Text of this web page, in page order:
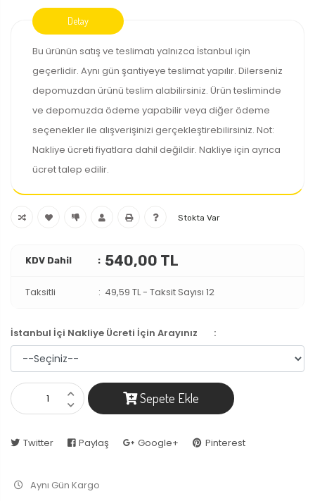
Bu ürünün satış ve teslimatı yalnızca İstanbul için
geçerlidir. Aynı gün şantiyeye teslimat yapılır. Dilerseniz
depomuzdan ürünü teslim alabilirsiniz. Ürün tesliminde
ve depomuzda ödeme yapabilir veya diğer ödeme
seçenekler ile alışverişinizi gerçekleştirebilirsiniz. Not:
Nakliye ücreti fiyatlara dahil değildir. Nakliye için ayrıca
ücret talep edilir.
Stokta Var
KDV Dahil 540,00 TL
Taksitli 49,59 TL- Taksit Sayısı 12
İstanbul İçi Nakliye Ücreti İçin Arayınız :
Sepete Ekle
Twitter Paylaş Google+ Pinterest
Aynı Gün Kargo